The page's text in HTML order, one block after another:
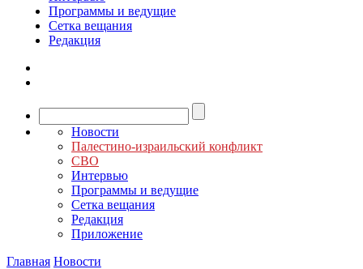
Программы и ведущие
Сетка вещания
Редакция
Новости
Палестино-израильский конфликт
СВО
Интервью
Программы и ведущие
Сетка вещания
Редакция
Приложение
Главная Новости